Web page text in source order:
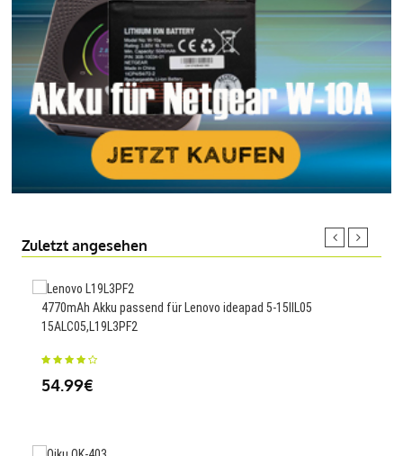
Zuletzt angesehen
4770mAh Akku passend für Lenovo ideapad 5-15IIL05
15ALC05,L19L3PF2
54.99€